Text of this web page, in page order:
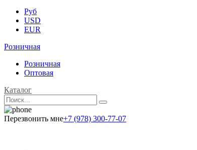
Руб
USD
EUR
Розничная
Розничная
Оптовая
Каталог
Перезвонить мне+7 (978) 300-77-07